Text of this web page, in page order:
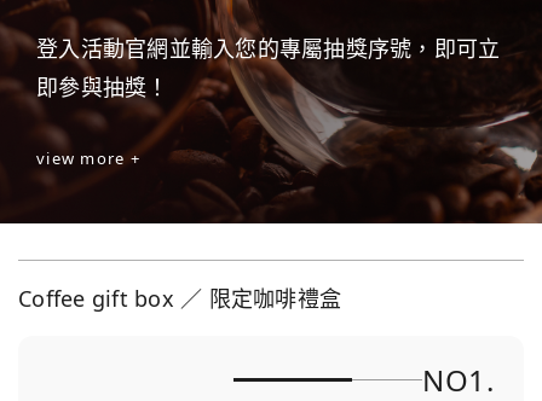
登入活動官網並輸入您的專屬抽獎序號，即可立
即參與抽獎！
view more +
Coffee gift box ／ 限定咖啡禮盒
NO1.